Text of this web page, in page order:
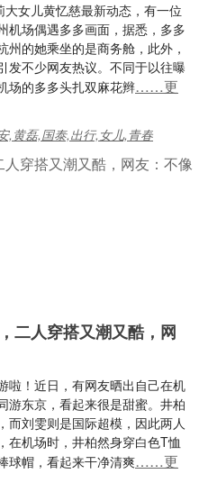
女儿黄忆慈最新动态，有一位
机场偶遇多多画面，据悉，多多
州的她乘坐的是商务舱，此外，
发不少网友热议。不同于以往曝
场的多多头扎双麻花辫……更
,黄磊,国泰,出行,女儿,青春
二人穿搭又潮又酷，网
啦！近日，有网友晒出自己在机
游东京，看起来很是甜蜜。井柏
而刘雯则是国际超模，因此两人
在机场时，井柏然身穿白色T恤
球帽，看起来干净清爽……更